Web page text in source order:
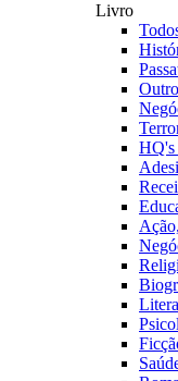
Livro
HQ's